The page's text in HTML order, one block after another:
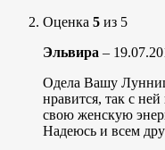
Оценка 5 из 5
Эльвира –
Одела Вашу
нравится, так с
свою женскую
Надеюсь и всем